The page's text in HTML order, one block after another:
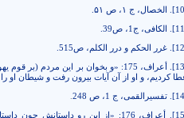
. الخصال، ج ۱، ص ۵۱.
. الكافی، ج‏1، ص39.
. غرر الحكم و درر الكلم، ص515.
. أعراف، 175: «و بخوان بر این مردم
کردیم، و او از آن آیات بیرون رفت و شیطان او
. تفسيرالقمى، ج 1، ص 248
. أعراف، 176: «از اين رو